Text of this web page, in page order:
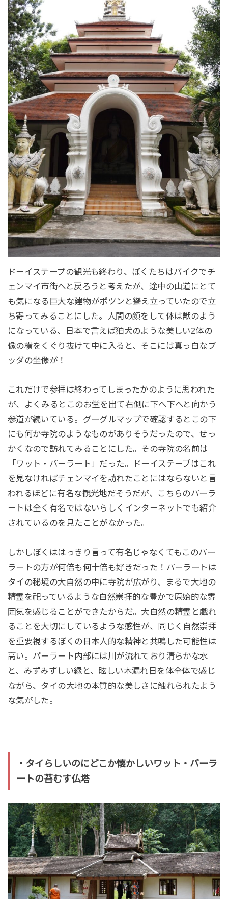
ドーイステープの観光も終わり、ぼくたちはバイクでチ
ェンマイ市街へと戻ろうと考えたが、途中の山道にとて
も気になる巨大な建物がポツンと聳え立っていたので立
ち寄ってみることにした。人間の顔をして体は獣のよう
になっている、日本で言えば狛犬のような美しい2体の
像の横をくぐり抜けて中に入ると、そこには真っ白なブ
ッダの坐像が！
これだけで参拝は終わってしまったかのように思われた
が、よくみるとこのお堂を出て右側に下へ下へと向かう
参道が続いている。グーグルマップで確認するとこの下
にも何か寺院のようなものがありそうだったので、せっ
かくなので訪れてみることにした。その寺院の名前は
「ワット・パーラート」だった。ドーイステープはこれ
を見なければチェンマイを訪れたことにはならないと言
われるほどに有名な観光地だそうだが、こちらのパーラ
ートは全く有名ではないらしくインターネットでも紹介
されているのを見たことがなかった。
しかしぼくははっきり言って有名じゃなくてもこのパー
ラートの方が何倍も何十倍も好きだった！パーラートは
タイの秘境の大自然の中に寺院が広がり、まるで大地の
精霊を祀っているような自然崇拝的な豊かで原始的な雰
囲気を感じることができたからだ。大自然の精霊と戯れ
ることを大切にしているような感性が、同じく自然崇拝
を重要視するぼくの日本人的な精神と共鳴した可能性は
高い。パーラート内部には川が流れており清らかな水
と、みずみずしい緑と、眩しい木漏れ日を体全体で感じ
ながら、タイの大地の本質的な美しさに触れられたよう
な気がした。
・タイらしいのにどこか懐かしいワット・パーラ
ートの苔むす仏塔